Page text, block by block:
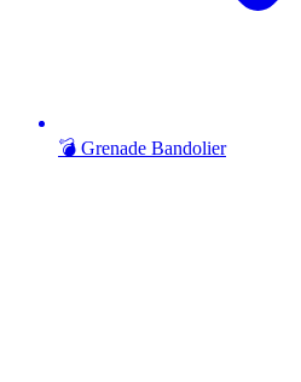
💣 Grenade Bandolier